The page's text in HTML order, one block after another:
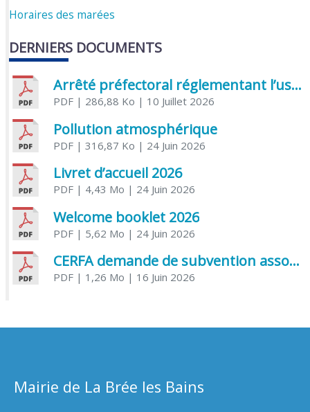
Horaires des marées
DERNIERS DOCUMENTS
Arrêté préfectoral réglementant l’usage de l’eau
PDF| 286,88 Ko | 10 Juillet 2026
Pollution atmosphérique
PDF| 316,87 Ko | 24 Juin 2026
Livret d’accueil 2026
PDF| 4,43 Mo | 24 Juin 2026
Welcome booklet 2026
PDF| 5,62 Mo | 24 Juin 2026
CERFA demande de subvention association
PDF| 1,26 Mo | 16 Juin 2026
Mairie de La Brée les Bains